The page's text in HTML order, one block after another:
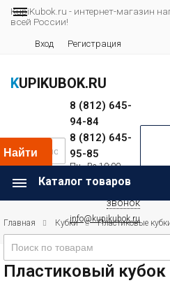
KupiKubok.ru - интернет-магазин
всей России!
Вход Регистрация
KUPIKUBOK.RU
Найти
Футбол
8 (812) 645-
94-84
8 (812) 645-
95-85
Пн—Вс 10:00—
Заказать
звонок
info@kupikubok.ru
Каталог товаров
Главная Кубки Пластиковые
Пластиковый кубок